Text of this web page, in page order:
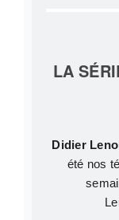
LA
Didier
été nos